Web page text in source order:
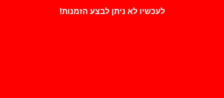
לעכשיו לא ניתן לבצע הזמנות!